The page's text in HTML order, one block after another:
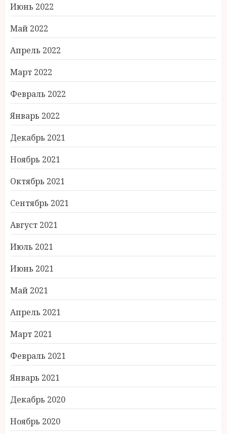
Июнь 2022
Май 2022
Апрель 2022
Март 2022
Февраль 2022
Январь 2022
Декабрь 2021
Ноябрь 2021
Октябрь 2021
Сентябрь 2021
Август 2021
Июль 2021
Июнь 2021
Май 2021
Апрель 2021
Март 2021
Февраль 2021
Январь 2021
Декабрь 2020
Ноябрь 2020